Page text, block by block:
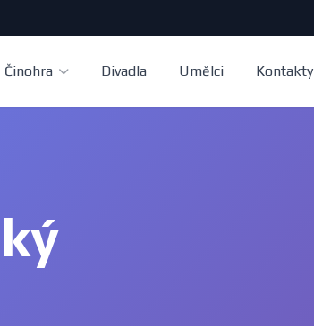
Činohra Divadla Umělci Kontakty